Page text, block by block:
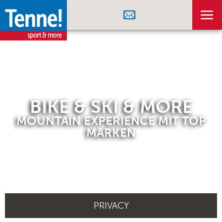
BIKE & SKI & MORE
MOUNTAIN EXPERIENCE MIT TOP
MARKEN
PRIVACY